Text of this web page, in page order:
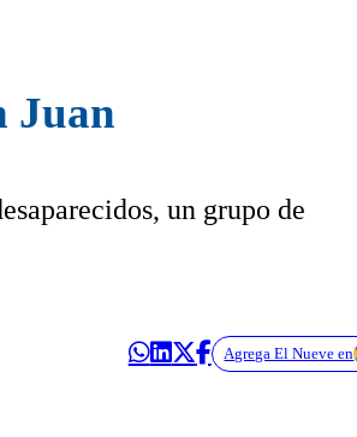
Juan
un grupo de
Agrega El Nueve en